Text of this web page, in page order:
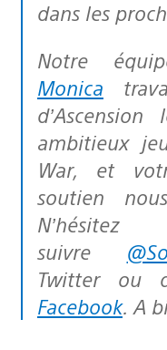
dans les
Notre
Monica
ambitieux
War, et
soutien
suivre
Twitter ou
Facebook. A